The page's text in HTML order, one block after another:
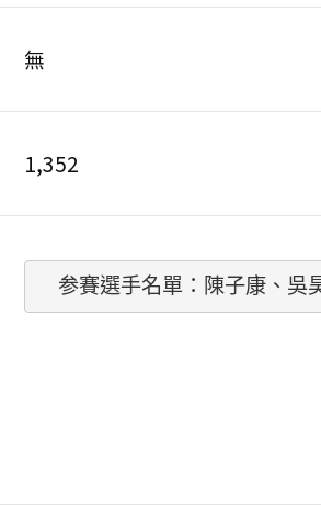
無
1,352
参賽選手名單：陳子康、吳